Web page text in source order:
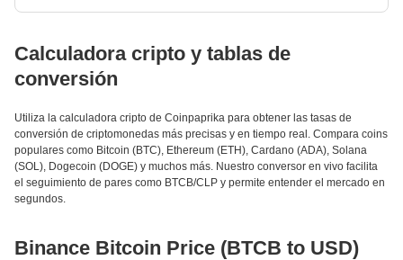
Calculadora cripto y tablas de
conversión
Utiliza la calculadora cripto de Coinpaprika para obtener las tasas de
conversión de criptomonedas más precisas y en tiempo real. Compara coins
populares como Bitcoin (BTC), Ethereum (ETH), Cardano (ADA), Solana
(SOL), Dogecoin (DOGE) y muchos más. Nuestro conversor en vivo facilita
el seguimiento de pares como BTCB/CLP y permite entender el mercado en
segundos.
Binance Bitcoin Price (BTCB to USD)